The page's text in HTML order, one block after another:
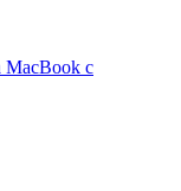
MacBook с